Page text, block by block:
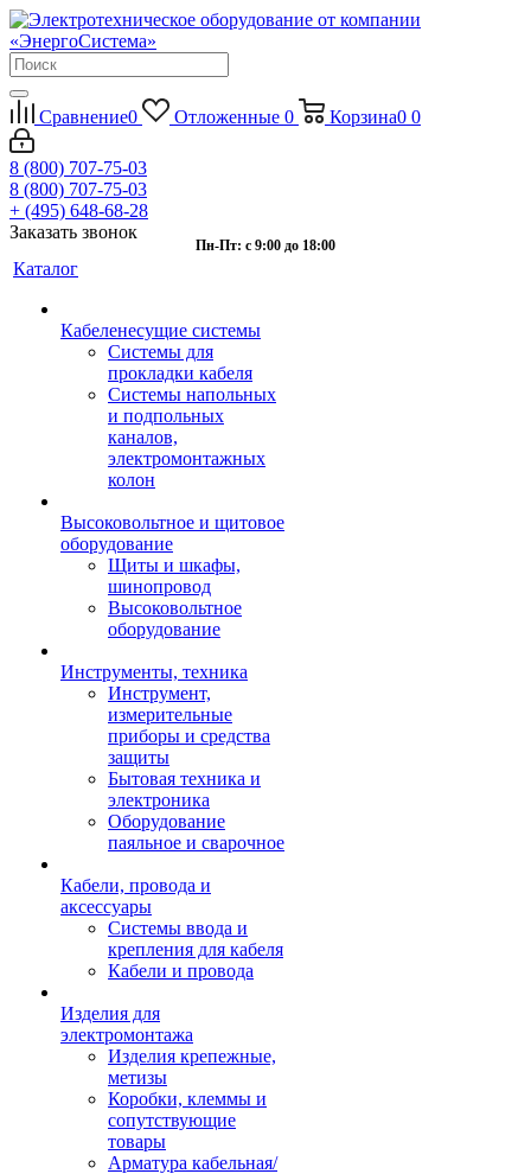
Сравнение0 Отложенные 0 Корзина0 0
8 (800) 707-75-03
8 (800) 707-75-03
+ (495) 648-68-28
Заказать звонок
Пн-Пт: с 9:00 до 18:00
Каталог
Кабеленесущие системы
Системы для
прокладки кабеля
Системы напольных
и подпольных
каналов,
электромонтажных
колон
Высоковольтное и щитовое
оборудование
Щиты и шкафы,
шинопровод
Высоковольтное
оборудование
Инструменты, техника
Инструмент,
измерительные
приборы и средства
защиты
Бытовая техника и
электроника
Оборудование
паяльное и сварочное
Кабели, провода и
аксессуары
Системы ввода и
крепления для кабеля
Кабели и провода
Изделия для
электромонтажа
Изделия крепежные,
метизы
Коробки, клеммы и
сопутствующие
товары
Арматура кабельная/